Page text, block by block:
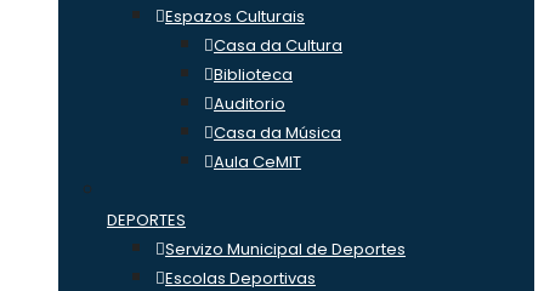
Espazos Culturais
Casa da Cultura
Biblioteca
Auditorio
Casa da Música
Aula CeMIT
DEPORTES
Servizo Municipal de Deportes
Escolas Deportivas